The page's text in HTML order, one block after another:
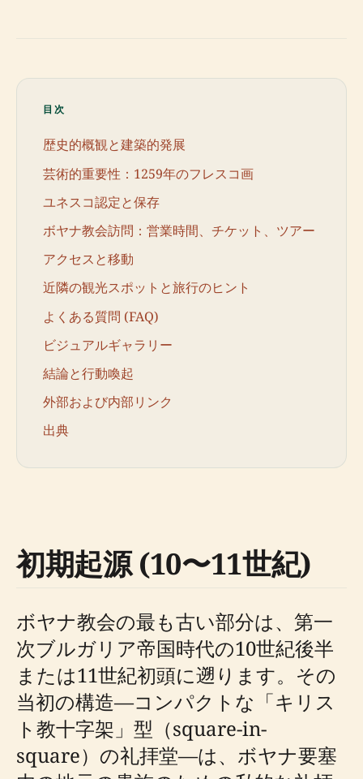
目次
歴史的概観と建築的発展
芸術的重要性：1259年のフレスコ画
ユネスコ認定と保存
ボヤナ教会訪問：営業時間、チケット、ツアー
アクセスと移動
近隣の観光スポットと旅行のヒント
よくある質問 (FAQ)
ビジュアルギャラリー
結論と行動喚起
外部および内部リンク
出典
初期起源 (10〜11世紀)
ボヤナ教会の最も古い部分は、第一
次ブルガリア帝国時代の10世紀後半
または11世紀初頭に遡ります。その
当初の構造—コンパクトな「キリス
ト教十字架」型（square-in-
square）の礼拝堂—は、ボヤナ要塞